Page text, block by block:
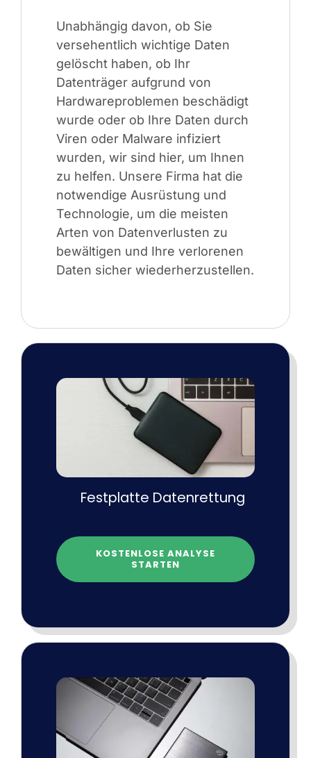
Unabhängig davon, ob Sie
versehentlich wichtige Daten
gelöscht haben, ob Ihr
Datenträger aufgrund von
Hardwareproblemen beschädigt
wurde oder ob Ihre Daten durch
Viren oder Malware infiziert
wurden, wir sind hier, um Ihnen
zu helfen. Unsere Firma hat die
notwendige Ausrüstung und
Technologie, um die meisten
Arten von Datenverlusten zu
bewältigen und Ihre verlorenen
Daten sicher wiederherzustellen.
Festplatte Datenrettung
KOSTENLOSE ANALYSE
STARTEN